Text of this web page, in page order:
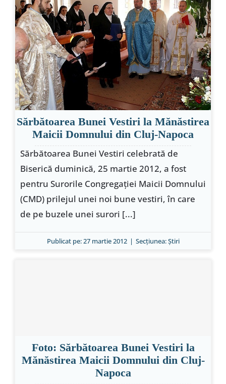
Sărbătoarea Bunei Vestiri la Mănăstirea
Maicii Domnului din Cluj-Napoca
Sărbătoarea Bunei Vestiri celebrată de
Biserică duminică, 25 martie 2012, a fost
pentru Surorile Congregaţiei Maicii Domnului
(CMD) prilejul unei noi bune vestiri, în care
de pe buzele unei surori [...]
Publicat pe: 27 martie 2012 | Secțiunea:Ştiri
Foto: Sărbătoarea Bunei Vestiri la
Mănăstirea Maicii Domnului din Cluj-
Napoca